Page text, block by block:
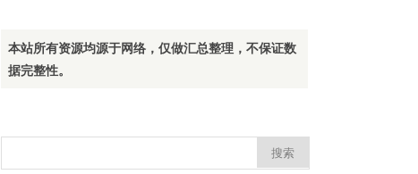
本站所有资源均源于网络，仅做汇总整理，不保证数
据完整性。